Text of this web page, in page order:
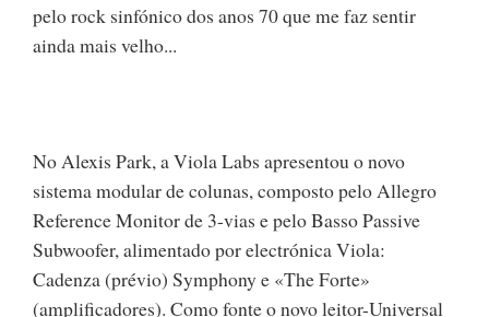
pelo rock sinfónico dos anos 70 que me faz sentir
ainda mais velho...
No Alexis Park, a Viola Labs apresentou o novo
sistema modular de colunas, composto pelo Allegro
Reference Monitor de 3-vias e pelo Basso Passive
Subwoofer, alimentado por electrónica Viola:
Cadenza (prévio) Symphony e «The Forte»
(amplificadores). Como fonte o novo leitor-Universal